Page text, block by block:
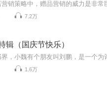
7.2万
辑（国庆节快乐）
1.6万